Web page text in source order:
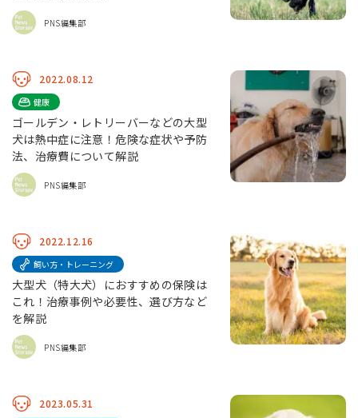
PNS編集部
2022.08.12
健康
ゴールデン・レトリーバーなどの大型
犬は熱中症に注意！危険な症状や予防
法、治療費について解説
PNS編集部
2022.12.16
飼い方・トレーニング
大型犬（特大犬）におすすめの保険は
これ！治療事例や必要性、選び方など
を解説
PNS編集部
2023.05.31